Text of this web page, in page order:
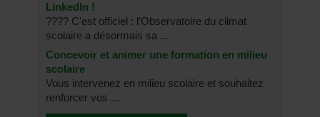
LinkedIn !
???? C'est officiel : l'Observatoire du climat
scolaire a désormais sa ...
Concevoir et animer une formation en milieu
scolaire
Vous intervenez en milieu scolaire et souhaitez
renforcer vos ...